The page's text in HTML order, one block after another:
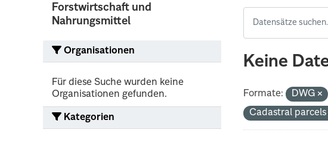
Forstwirtschaft und
Nahrungsmittel
Organisationen
Für diese Suche wurden keine
Organisationen gefunden.
Kategorien
Keine
Formate: DWG
Cadastral